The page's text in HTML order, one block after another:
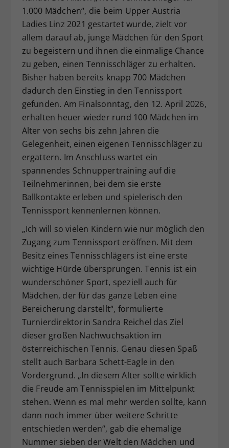
1.000 Mädchen“, die beim Upper Austria
Ladies Linz 2021 gestartet wurde, zielt vor
allem darauf ab, junge Mädchen für den Sport
zu begeistern und ihnen die einmalige Chance
zu geben, einen Tennisschläger zu erhalten.
Bisher haben bereits knapp 700 Mädchen
dadurch den Einstieg in den Tennissport
gefunden. Am Finalsonntag, den 12. April 2026,
erhalten heuer wieder rund 100 Mädchen im
Alter von sechs bis zehn Jahren die
Gelegenheit, einen eigenen Tennisschläger zu
ergattern. Im Anschluss wartet ein
spannendes Schnuppertraining auf die
Teilnehmerinnen, bei dem sie erste
Ballkontakte erleben und spielerisch den
Tennissport kennenlernen können.
„Ich will so vielen Kindern wie nur möglich den
Zugang zum Tennissport eröffnen. Mit dem
Besitz eines Tennisschlägers ist eine erste
wichtige Hürde übersprungen. Tennis ist ein
wunderschöner Sport, speziell auch für
Mädchen, der für das ganze Leben eine
Bereicherung darstellt“, formulierte
Turnierdirektorin Sandra Reichel das Ziel
dieser großen Nachwuchsaktion im
österreichischen Tennis. Genau diesen Spaß
stellt auch Barbara Schett-Eagle in den
Vordergrund. „In diesem Alter sollte wirklich
die Freude am Tennisspielen im Mittelpunkt
stehen. Wenn es mal mehr werden sollte, kann
dann noch immer über weitere Schritte
entschieden werden“, gab die ehemalige
Nummer sieben der Welt den Mädchen und
Zweck
Dieser Wert speichert Ihre Consent-
Einstellungen. Unter anderem eine
zufällig generierte ID, für die
historische Speicherung Ihrer
vorgenommen Einstellungen, falls der
Webseiten-Betreiber dies eingestellt
hat.